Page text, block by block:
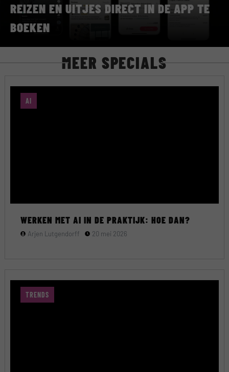
REIZEN EN UITJES DIRECT IN DE APP TE
BOEKEN
MEER SPECIALS
AI
WERKEN MET AI IN DE PRAKTIJK: HOE DAN?
Arjen Lutgendorff 20 mei 2026
TRENDS